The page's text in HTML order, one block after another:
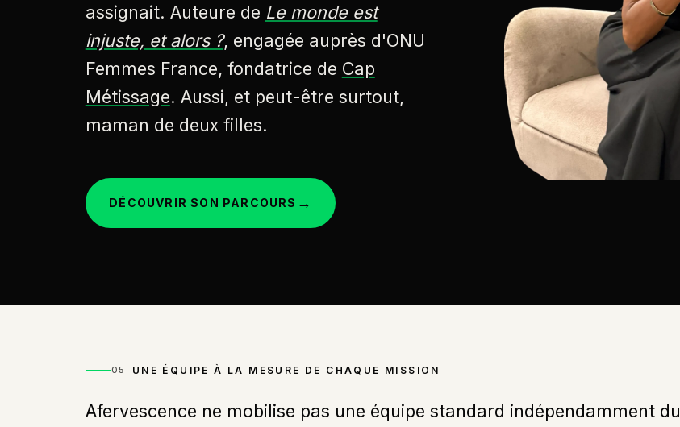
assignait. Auteure de Le monde est
injuste, et alors ?, engagée auprès d'ONU
Femmes France, fondatrice de Cap
Métissage. Aussi, et peut-être surtout,
maman de deux filles.
DÉCOUVRIR SON PARCOURS →
05 UNE ÉQUIPE À LA MESURE DE CHAQUE MISSION
Afervescence ne mobilise pas une équipe standard indépendamment du